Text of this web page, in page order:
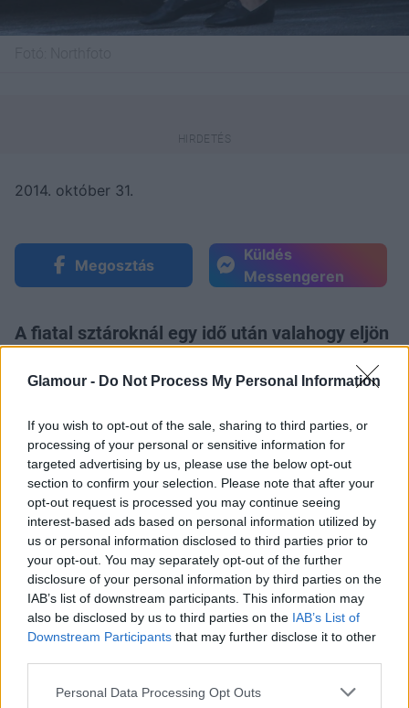
Glamour - Do Not Process My Personal Information
If you wish to opt-out of the sale, sharing to third parties, or
processing of your personal or sensitive information for
targeted advertising by us, please use the below opt-out
section to confirm your selection. Please note that after your
opt-out request is processed you may continue seeing
interest-based ads based on personal information utilized by
us or personal information disclosed to third parties prior to
your opt-out. You may separately opt-out of the further
disclosure of your personal information by third parties on the
IAB’s list of downstream participants. This information may
also be disclosed by us to third parties on the IAB’s List of
Downstream Participants that may further disclose it to other
Please note that this website/app uses one or more Google
Personal Data Processing Opt Outs
2014. október 31.
Megosztás
Küldés
Messengeren
A fiatal sztároknál egy idő után valahogy eljön
a pillanat, amikor úgy érzik, meg kell
mutatniuk a bennük rejlő végzet asszonyát,
jól.
Itt van például Selena Gomez. A bájos arcú popsztár
és egykori Disney kedvenc, aki egy ideje Justin
Bieberrel játsza a jól ismertse veled, se nélküled
játékot, kicsit mintha túlságosan igyekezett volna
nagylányos lenni. Persze, 22 évesen már egyáltalán
nem kislány, dea vörös szőnyegen, sőt még az
utcán is kezdetttúl sok lenni. Most csak úgy